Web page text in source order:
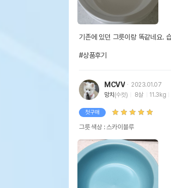
기존에 있던 그릇이랑 똑같네요.
#상품후기
MCVV
2023.01.07
망치(수컷) 8살 11.3kg
첫구매
그릇 색상 : 스카이블루